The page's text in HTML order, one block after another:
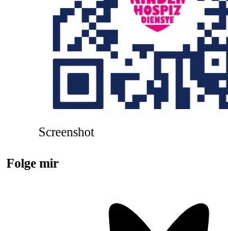
Screenshot
Folge mir